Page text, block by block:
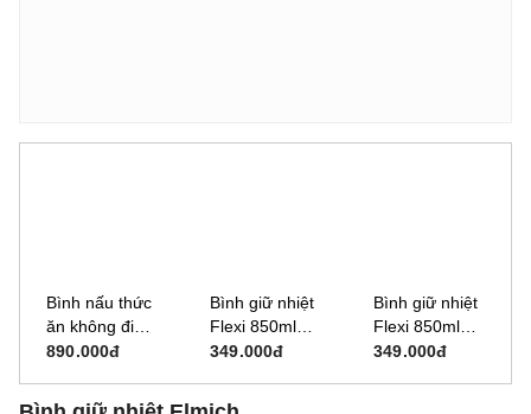
Bình nấu thức
ăn không điện
Kahchan
890.000đ
Bình giữ nhiệt
Flexi 850ml
Sunhouse KS-
349.000đ
Bình giữ nhiệt
Flexi 850ml
Sunhouse KS-
349.000đ